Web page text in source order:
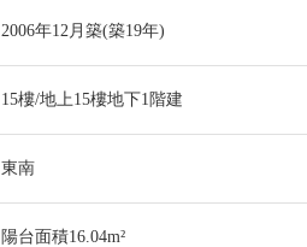
2006年12月築(築19年)
15樓/地上15樓地下1階建
東南
陽台面積16.04m²